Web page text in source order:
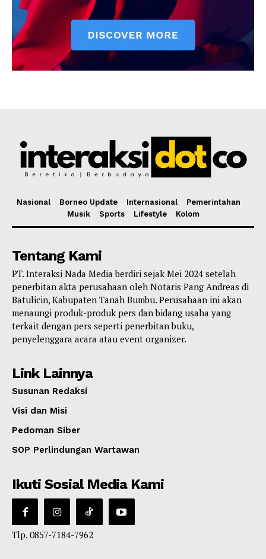
Nasional Borneo Update Internasional
Pemerintahan
Musik
Sports Lifestyle Kolom
Tentang Kami
PT. Interaksi Nada Media berdiri sejak Mei 2024 setelah
penerbitan akta perusahaan oleh Notaris Pang Andreas di
Batulicin, Kabupaten Tanah Bumbu. Perusahaan ini akan
menaungi produk-produk pers dan bidang usaha yang
terkait dengan pers seperti penerbitan buku,
penyelenggara acara atau event organizer.
Link Lainnya
Susunan Redaksi
Visi dan Misi
Pedoman Siber
SOP Perlindungan Wartawan
Ikuti Sosial Media Kami
Tlp. 0857-7184-7962